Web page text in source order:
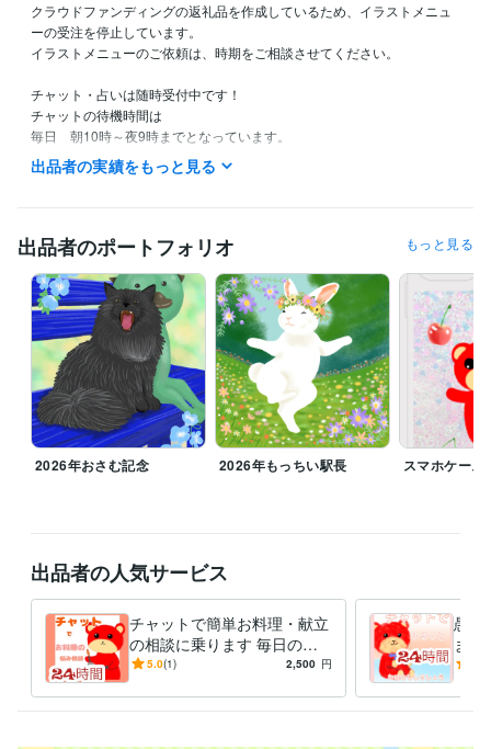
クラウドファンディングの返礼品を作成しているため、イラストメニュ
ーの受注を停止しています。
イラストメニューのご依頼は、時期をご相談させてください。
チャット・占いは随時受付中です！
チャットの待機時間は
毎日　朝10時～夜9時までとなっています。
（夜9時には寝てしまうので申し訳ないです。。。）
イラストレーター・漫画家 / イラストレーター 経験年数 : 17年
職歴
地方公務員 1996年3月 ~ 2007年2月
麻生田カフェ 2007年3月 ~ 2009年3月
資格・検定
調理師 取得年 : 2018年
タロットリーディングマスター 取得年 : 2022年
秘書技能検定2級 取得年 : 2003年
ビジネス・クリエイティブツール
Adobe Photoshop:6年 ibisPaint:6年
出品者の実績をもっと見る
出品者のポートフォリオ もっと見る
2026年おさむ記念 2026年もっちい駅長 スマホケース
出品者の人気サービス
チャットで簡単お料理・献立
の相談に乗ります 毎日の献
立や栄養に悩んでいる方、一
5.0(1) 2,500 円
愚痴
ます
心！